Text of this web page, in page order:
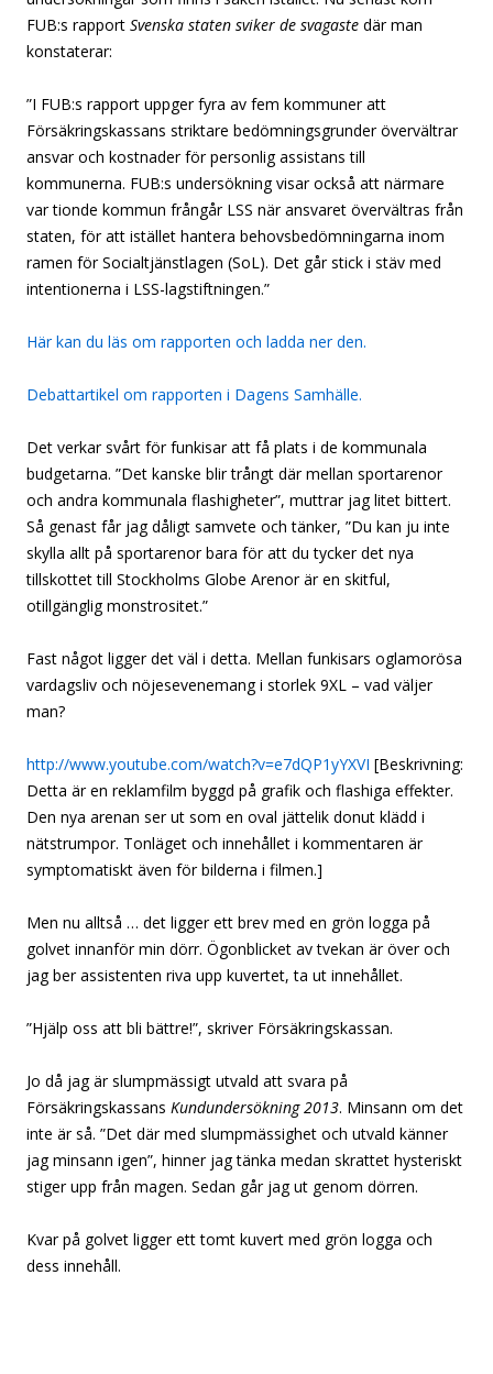
FUB:s rapport Svenska staten sviker de svagaste där man
konstaterar:
”I FUB:s rapport uppger fyra av fem kommuner att
Försäkringskassans striktare bedömningsgrunder övervältrar
ansvar och kostnader för personlig assistans till
kommunerna. FUB:s undersökning visar också att närmare
var tionde kommun frångår LSS när ansvaret övervältras från
staten, för att istället hantera behovsbedömningarna inom
ramen för Socialtjänstlagen (SoL). Det går stick i stäv med
intentionerna i LSS-lagstiftningen.”
Här kan du läs om rapporten och ladda ner den.
Debattartikel om rapporten i Dagens Samhälle.
Det verkar svårt för funkisar att få plats i de kommunala
budgetarna. ”Det kanske blir trångt där mellan sportarenor
och andra kommunala flashigheter”, muttrar jag litet bittert.
Så genast får jag dåligt samvete och tänker, ”Du kan ju inte
skylla allt på sportarenor bara för att du tycker det nya
tillskottet till Stockholms Globe Arenor är en skitful,
otillgänglig monstrositet.”
Fast något ligger det väl i detta. Mellan funkisars oglamorösa
vardagsliv och nöjesevenemang i storlek 9XL – vad väljer
man?
http://www.youtube.com/watch?v=e7dQP1yYXVI [Beskrivning:
Detta är en reklamfilm byggd på grafik och flashiga effekter.
Den nya arenan ser ut som en oval jättelik donut klädd i
nätstrumpor. Tonläget och innehållet i kommentaren är
symptomatiskt även för bilderna i filmen.]
Men nu alltså … det ligger ett brev med en grön logga på
golvet innanför min dörr. Ögonblicket av tvekan är över och
jag ber assistenten riva upp kuvertet, ta ut innehållet.
”Hjälp oss att bli bättre!”, skriver Försäkringskassan.
Jo då jag är slumpmässigt utvald att svara på
Försäkringskassans Kundundersökning 2013. Minsann om det
inte är så. ”Det där med slumpmässighet och utvald känner
jag minsann igen”, hinner jag tänka medan skrattet hysteriskt
stiger upp från magen. Sedan går jag ut genom dörren.
Kvar på golvet ligger ett tomt kuvert med grön logga och
dess innehåll.